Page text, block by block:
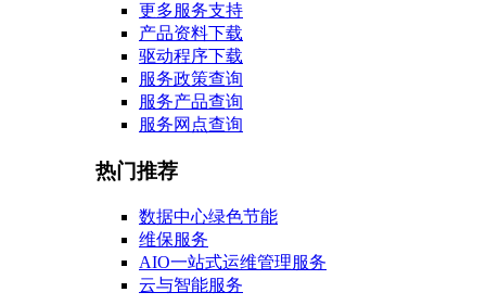
更多服务支持
产品资料下载
驱动程序下载
服务政策查询
服务产品查询
服务网点查询
热门推荐
数据中心绿色节能
维保服务
AIO一站式运维管理服务
云与智能服务